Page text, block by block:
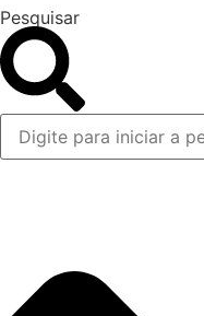
Pesquisar